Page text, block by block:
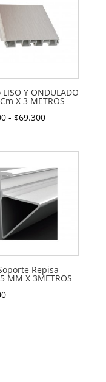
Y ONDULADO
X 3 METROS
- $69.300Rango
precios:
$68.000
hasta
$69.300
Repisa
MM X 3METROS